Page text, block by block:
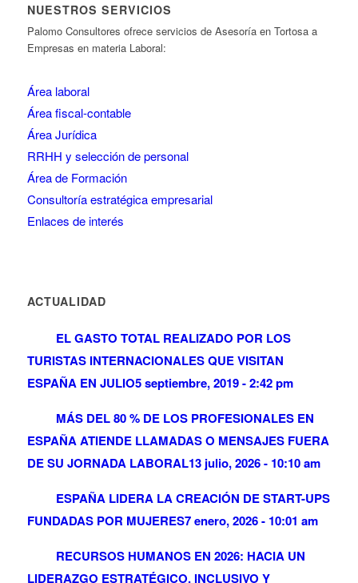
NUESTROS SERVICIOS
Palomo Consultores ofrece servicios de Asesoría en Tortosa a
Empresas en materia Laboral:
Área laboral
Área fiscal-contable
Área Jurídica
RRHH y selección de personal
Área de Formación
Consultoría estratégica empresarial
Enlaces de interés
ACTUALIDAD
EL GASTO TOTAL REALIZADO POR LOS
TURISTAS INTERNACIONALES QUE VISITAN
ESPAÑA EN JULIO5 septiembre, 2019 - 2:42 pm
MÁS DEL 80 % DE LOS PROFESIONALES EN
ESPAÑA ATIENDE LLAMADAS O MENSAJES FUERA
DE SU JORNADA LABORAL13 julio, 2026 - 10:10 am
ESPAÑA LIDERA LA CREACIÓN DE START-UPS
FUNDADAS POR MUJERES7 enero, 2026 - 10:01 am
RECURSOS HUMANOS EN 2026: HACIA UN
LIDERAZGO ESTRATÉGICO, INCLUSIVO Y